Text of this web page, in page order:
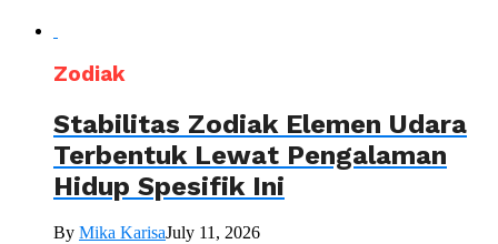
Zodiak
Stabilitas Zodiak Elemen Udara
Terbentuk Lewat Pengalaman
Hidup Spesifik Ini
By Mika KarisaJuly 11, 2026